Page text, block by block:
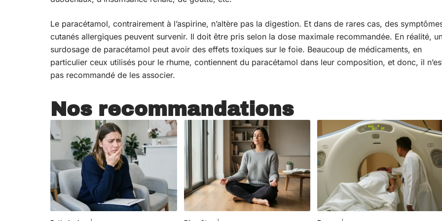
Le paracétamol, contrairement à l’aspirine, n’altère pas la digestion. Et dans de rares cas, des
cutanés allergiques peuvent survenir. Il doit être pris selon la dose maximale recommandée. En réalité,
surdosage de paracétamol peut avoir des effets toxiques sur le foie. Beaucoup de médicaments, en
particulier ceux utilisés pour le rhume, contiennent du paracétamol dans leur composition, et donc, il
pas recommandé de les associer.
Nos recommandations